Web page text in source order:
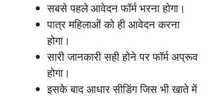
सबसे पहले आवेदन फॉर्म भरना होगा।
पात्र महिलाओं को ही आवेदन करना
होगा।
सारी जानकारी सही होने पर फॉर्म अप्रूव
होगा।
इसके बाद आधार सीडिंग जिस भी खाते में